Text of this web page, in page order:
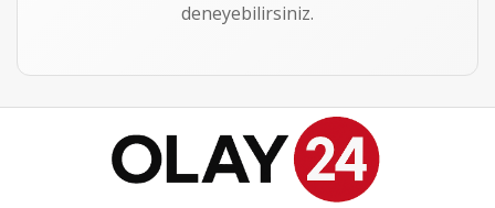
deneyebilirsiniz.